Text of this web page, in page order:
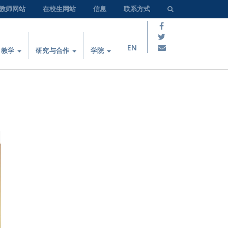
师网站 在校生网站 信息 联系方式
教学 研究与合作 学院 EN